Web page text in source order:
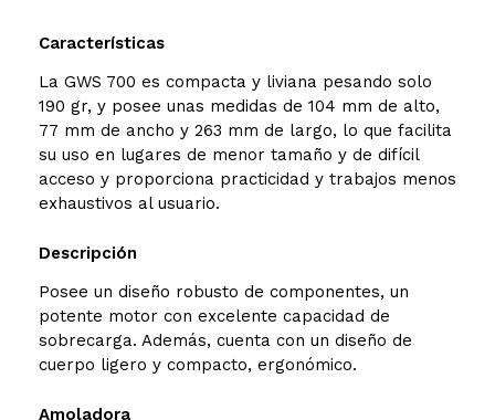
Características
La GWS 700 es compacta y liviana pesando solo
190 gr, y posee unas medidas de 104 mm de alto,
77 mm de ancho y 263 mm de largo, lo que facilita
su uso en lugares de menor tamaño y de difícil
acceso y proporciona practicidad y trabajos menos
exhaustivos al usuario.
Descripción
Posee un diseño robusto de componentes, un
potente motor con excelente capacidad de
sobrecarga. Además, cuenta con un diseño de
cuerpo ligero y compacto, ergonómico.
Amoladora